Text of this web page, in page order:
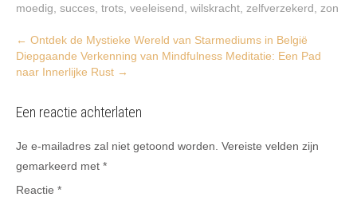
moedig succes trots veeleisend wilskracht zelfverzekerd zon
Post
navigation
← Ontdek de Mystieke Wereld van Starmediums in België
Diepgaande Verkenning van Mindfulness Meditatie: Een Pad
naar Innerlijke Rust →
Een reactie achterlaten
Je e-mailadres zal niet getoond worden. Vereiste velden zijn
gemarkeerd met *
Reactie *